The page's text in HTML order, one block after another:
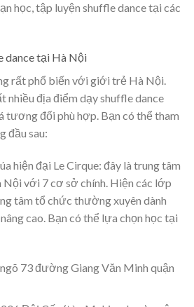
học, tập luyện shuffle dance tại các
dance tại Hà Nội
rất phổ biến với giới trẻ Hà Nội.
nhiều địa điểm dạy shuffle dance
đối phù hợp. Bạn có thể tham
đầu sau:
hiện đại Le Cirque: đây là trung tâm
với 7 cơ sở chính. Hiện các lớp
tâm tổ chức thường xuyên dành
cao. Bạn có thể lựa chọn học tại
73 đường Giang Văn Minh quận